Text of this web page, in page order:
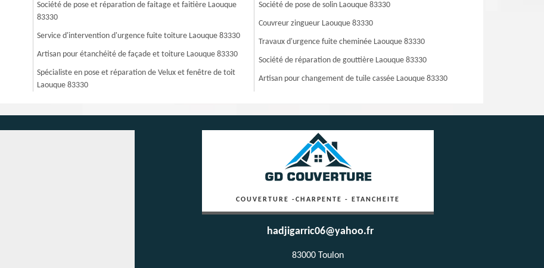
Société de pose et réparation de faitage et faitière Laouque
83330
Service d'intervention d'urgence fuite toiture Laouque 83330
Artisan pour étanchéité de façade et toiture Laouque 83330
Spécialiste en pose et réparation de Velux et fenêtre de toit
Laouque 83330
Société de pose de solin Laouque 83330
Couvreur zingueur Laouque 83330
Travaux d'urgence fuite cheminée Laouque 83330
Société de réparation de gouttière Laouque 83330
Artisan pour changement de tuile cassée Laouque 83330
COUVERTURE -CHARPENTE - ETANCHEITE
hadjigarric06@yahoo.fr
83000 Toulon